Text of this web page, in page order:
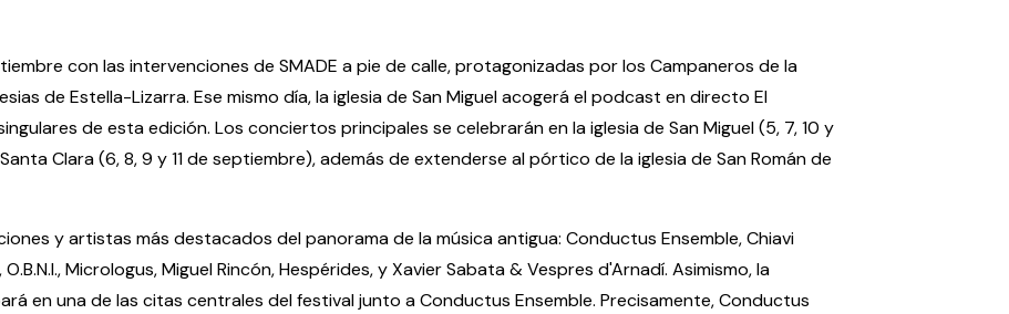
con las intervenciones de SMADE a pie de calle, protagonizadas por los Campaneros de la
de Estella-Lizarra. Ese mismo día, la iglesia de San Miguel acogerá el podcast en directo El
de esta edición. Los conciertos principales se celebrarán en la iglesia de San Miguel (5, 7, 10 y
Clara (6, 8, 9 y 11 de septiembre), además de extenderse al pórtico de la iglesia de San Román de
y artistas más destacados del panorama de la música antigua: Conductus Ensemble, Chiavi
Micrologus, Miguel Rincón, Hespérides, y Xavier Sabata & Vespres d'Arnadí. Asimismo, la
en una de las citas centrales del festival junto a Conductus Ensemble. Precisamente, Conductus